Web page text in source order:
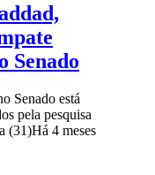
Senado
Senado está
pela pesquisa
(31)Há 4 meses